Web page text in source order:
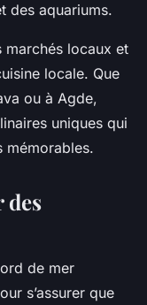
des aquariums.
marchés locaux et
locale. Que
ou à Agde,
uniques qui
mémorables.
des
de mer
s’assurer que